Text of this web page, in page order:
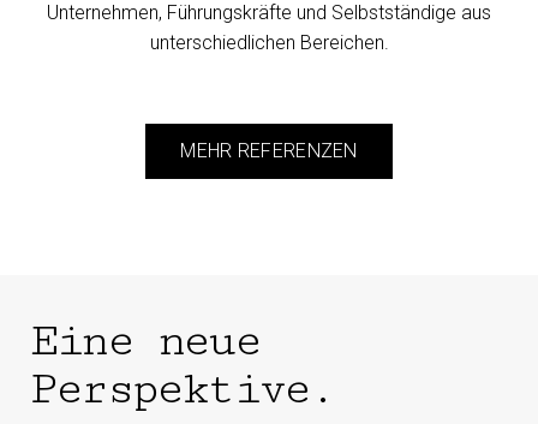
Unternehmen, Führungskräfte und Selbstständige aus
unterschiedlichen Bereichen.
MEHR REFERENZEN
Eine neue
Perspektive.